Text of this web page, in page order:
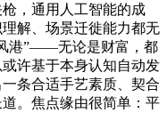
，通用人工智能的成
解、场景迁徙能力都无
港”——无论是财富，都
许基于本身认知自动发
条合适手艺素质、契合
。焦点缘由很简单：平